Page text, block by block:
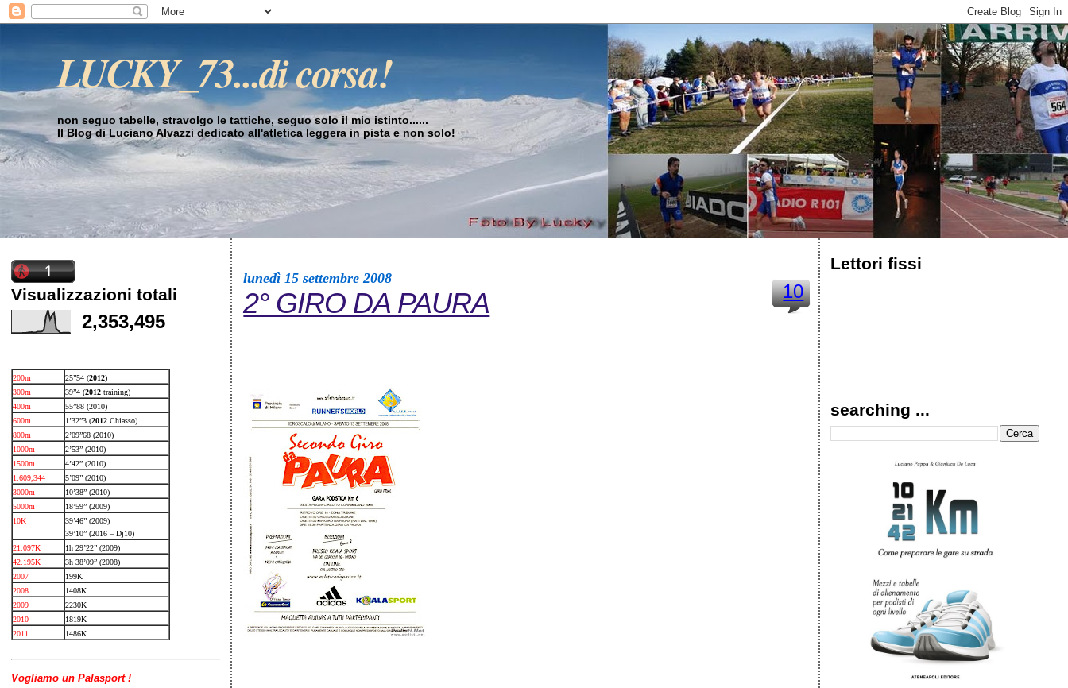
LUCKY_73...di corsa!
non seguo tabelle, stravolgo le tattiche, seguo solo il mio istinto......
Il Blog di Luciano Alvazzi dedicato all'atletica leggera in pista e non solo!
Visualizzazioni totali
2,353,495
200m 25”54 (2012)
300m
39”4 (2012 training)
400m
55”88 (2010)
600m
1’32”3 (2012 Chiasso)
800m
2’09”68 (2010)
1000m
2’53” (2010)
1500m
4’42” (2010)
1.609,344
5’09” (2010)
3000m
10’38” (2010)
5000m
18’59” (2009)
10K
39’46” (2009)
39’10” (2016 – Dj10)
21.097K
1h 29’22” (2009)
42.195K
3h 38’09” (2008)
2007
199K
2008
1408K
2009
2230K
2010
1819K
2011
1486K
Vogliamo un Palasport !
lunedì 15 settembre 2008
10
2° GIRO DA PAURA
Lettori fissi
searching ...